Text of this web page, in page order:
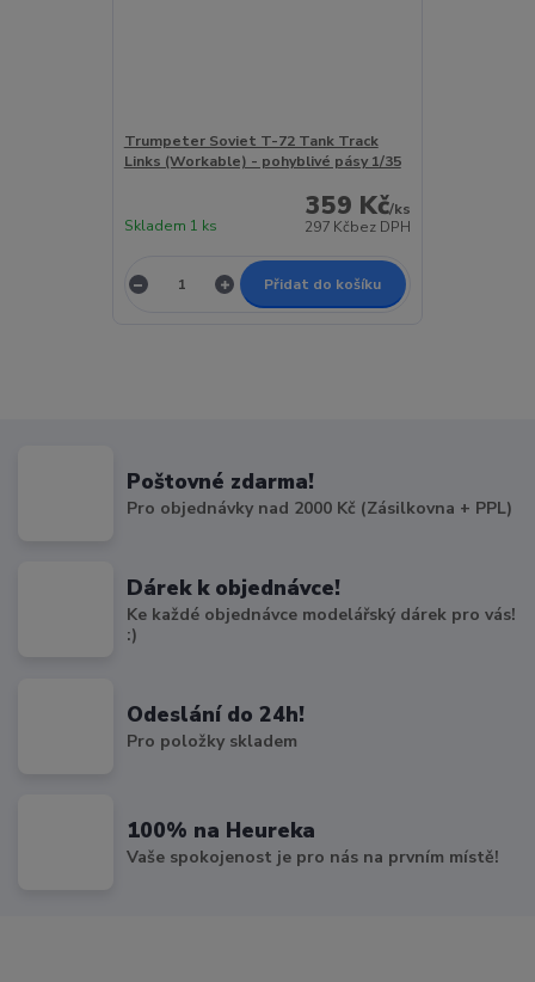
Trumpeter Soviet T-72 Tank Track
Links (Workable) - pohyblivé pásy 1/35
359 Kč/ks
297 Kčbez DPH
Skladem 1 ks
Přidat do košíku
Poštovné zdarma!
Pro objednávky nad 2000 Kč (Zásilkovna + PPL)
Dárek k objednávce!
Ke každé objednávce modelářský dárek pro vás!
:)
Odeslání do 24h!
Pro položky skladem
100% na Heureka
Vaše spokojenost je pro nás na prvním místě!